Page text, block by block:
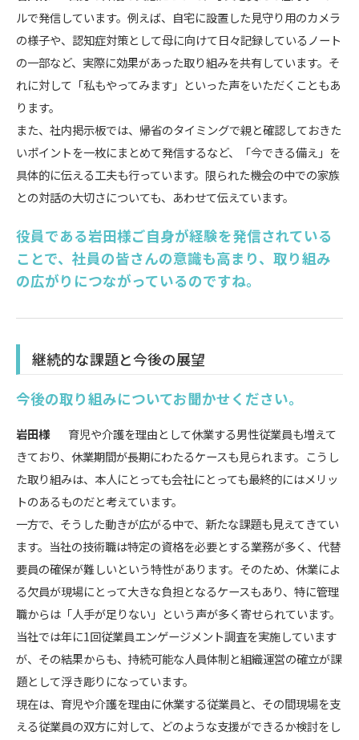
ルで発信しています。例えば、自宅に設置した見守り用のカメラ
の様子や、認知症対策として母に向けて日々記録しているノート
の一部など、実際に効果があった取り組みを共有しています。そ
れに対して「私もやってみます」といった声をいただくこともあ
ります。
また、社内掲示板では、帰省のタイミングで親と確認しておきた
いポイントを一枚にまとめて発信するなど、「今できる備え」を
具体的に伝える工夫も行っています。限られた機会の中での家族
との対話の大切さについても、あわせて伝えています。
役員である岩田様ご自身が経験を発信されている
ことで、社員の皆さんの意識も高まり、取り組み
の広がりにつながっているのですね。
継続的な課題と今後の展望
今後の取り組みについてお聞かせください。
岩田様
育児や介護を理由として休業する男性従業員も増えて
きており、休業期間が長期にわたるケースも見られます。こうし
た取り組みは、本人にとっても会社にとっても最終的にはメリッ
トのあるものだと考えています。
一方で、そうした動きが広がる中で、新たな課題も見えてきてい
ます。当社の技術職は特定の資格を必要とする業務が多く、代替
要員の確保が難しいという特性があります。そのため、休業によ
る欠員が現場にとって大きな負担となるケースもあり、特に管理
職からは「人手が足りない」という声が多く寄せられています。
当社では年に1回従業員エンゲージメント調査を実施しています
が、その結果からも、持続可能な人員体制と組織運営の確立が課
題として浮き彫りになっています。
現在は、育児や介護を理由に休業する従業員と、その間現場を支
える従業員の双方に対して、どのような支援ができるか検討をし